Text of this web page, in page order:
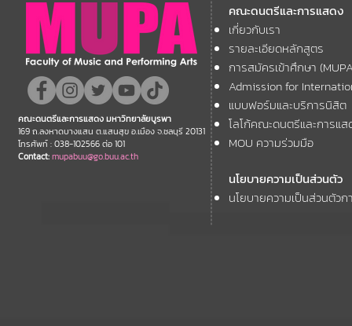
ความยินดี กับคณาจารย์ของ
คณะฯ ที่ได้รับการตอบรับให้นำ
เสนอผลงานวิชาการ ในงาน
ประชุมวิชาการระดับชาติและ
นานาชาติ "ศิลปกรรมวิจัย"
ประจำปี 2569 (FAR 12)
โครงการ
11th
Forum
คณะดนตรีและการแสดง
เกี่ยวกับเรา
รายละเอียดหลักสูตร
การสมัครเข้าศึกษา
Admission for
แบบฟอร์มและบริการนิสิต
โลโก้คณะดนตรีและการแส
MOU ความร่วมมือ
นโยบายความเป็นส่วนตัว
นโยบายความเป็นส่วนตัว
คณะดนตรีและการแสดง มหาวิทยาลัยบูรพา
169 ถ.ลงหาดบางแสน ต.แสนสุข อ.เมือง จ.ชลบุรี 20131
โทรศัพท์ : 038-102566 ต่อ 101
Contact:mupabuu@go.buu.ac.th